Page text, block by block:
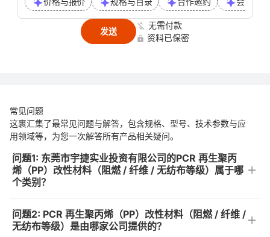
发送
无需付款
资料已保密
常见问题
这裹汇集了最常见问题与解答，包含规格、型号、技术参数与应
用领域等，为您一次解答所有产品相关疑问。
问题1: 东莞市宇捷实业投资有限公司的PCR 再生聚丙
烯（PP）改性材料（阻燃 / 纤维 / 无纺布等级）属于哪
个类别？
问题2: PCR 再生聚丙烯（PP）改性材料（阻燃 / 纤维 /
无纺布等级）是由哪家公司提供的？